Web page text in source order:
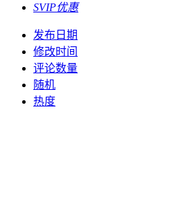
SVIP优惠
发布日期
修改时间
评论数量
随机
热度